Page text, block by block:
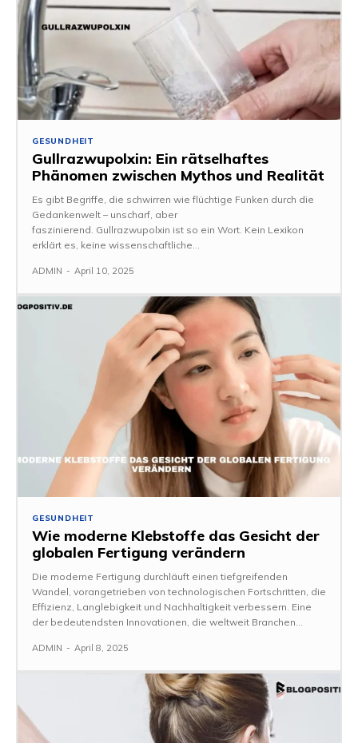
GESUNDHEIT
Gullrazwupolxin: Ein rätselhaftes
Phänomen zwischen Mythos und Realität
Es gibt Begriffe, die schwirren wie flüchtige Funken durch die
Gedankenwelt – unscharf, aber
faszinierend. Gullrazwupolxin ist so ein Wort. Kein Lexikon
erklärt es, keine wissenschaftliche...
ADMIN - April 10, 2025
GESUNDHEIT
Wie moderne Klebstoffe das Gesicht der
globalen Fertigung verändern
Die moderne Fertigung durchläuft einen tiefgreifenden
Wandel, vorangetrieben von technologischen Fortschritten, die
Effizienz, Langlebigkeit und Nachhaltigkeit verbessern. Eine
der bedeutendsten Innovationen, die weltweit Branchen...
ADMIN - April 8, 2025